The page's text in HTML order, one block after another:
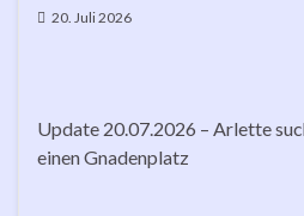
20. Juli 2026
Update 20.07.2026 – Arlette
einen Gnadenplatz